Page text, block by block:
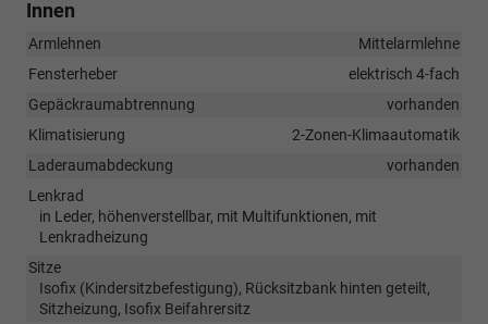
Innen
Armlehnen
Mittelarmlehne
Fensterheber
elektrisch 4-fach
Gepäckraumabtrennung
vorhanden
Klimatisierung
2-Zonen-Klimaautomatik
Laderaumabdeckung
vorhanden
Lenkrad
in Leder, höhenverstellbar, mit Multifunktionen, mit
Lenkradheizung
Sitze
Isofix (Kindersitzbefestigung), Rücksitzbank hinten geteilt,
Sitzheizung, Isofix Beifahrersitz